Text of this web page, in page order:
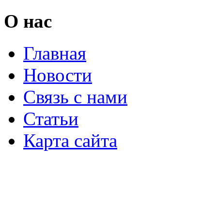
О нас
Главная
Новости
Связь с нами
Статьи
Карта сайта